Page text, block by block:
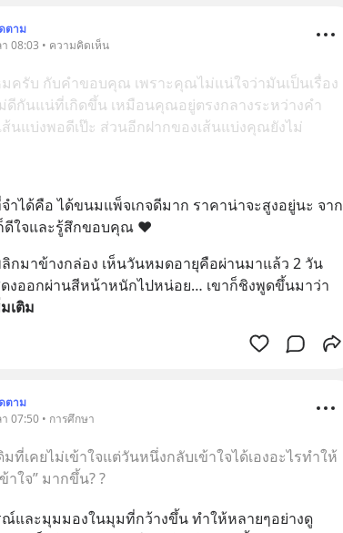
ตาม
า 08:03 • ความคิดเห็น
ครับ กับคำขอบคุณ เพราะคุณไม่แน่ใจว่ามันเป็นเรื่อง
ดีกันแน่ที่เกิดขึ้น เหมือนคุณอยู่ตรงกลางระหว่างคำ
นแบ่งพอดีเป๊ะ ส่วนอีกฝากของเส้นแบ่งคุณยังไม่
จำได้คือ ได้ขนมแพ็จเกจดีมาก ราคาน่าจะสูงอยู่นะ จาก
ดีใจและรู้สึกขอบคุณ ❤️
กมาข้างกล่อง เห็นวันหมดอายุคือผ่านมาแล้ว 2 วัน
ดงออกผ่านสีหน้าหนักไปหน่อย… เขาก็ชิงพูดขึ้นมาว่า
เติม
ตาม
า 07:50 • การศึกษา
มที่เคยไม่เข้าใจแต่วันหนึ่งกลับเข้าใจได้เองอะไรทำให้
ใจ” มากขึ้น? ?
ณ์และมุมมองในมุมที่กว้างขึ้น ทำให้หลายๆอย่างดู